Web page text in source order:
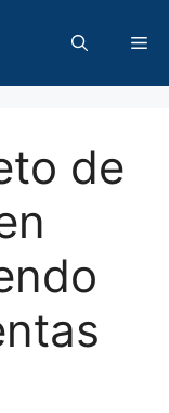
de